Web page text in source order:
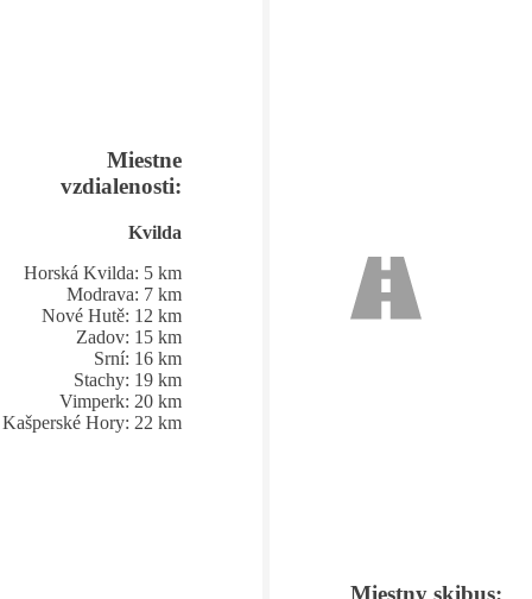
Miestne
vzdialenosti:
Kvilda
Horská Kvilda: 5 km
Modrava: 7 km
Nové Hutě: 12 km
Zadov: 15 km
Srní: 16 km
Stachy: 19 km
Vimperk: 20 km
Kašperské Hory: 22 km